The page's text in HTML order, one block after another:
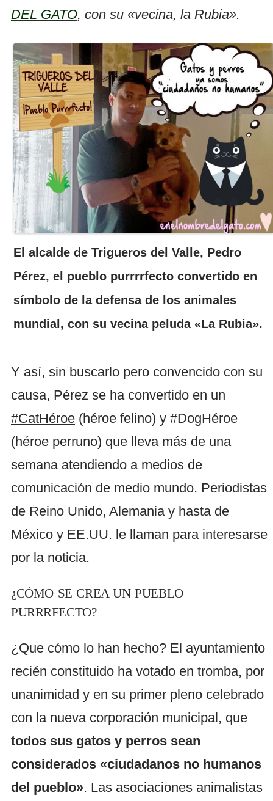
DEL GATO, con su «vecina, la Rubia».
El alcalde de Trigueros del Valle, Pedro
Pérez, el pueblo purrrrfecto convertido en
símbolo de la defensa de los animales
mundial, con su vecina peluda «La Rubia».
Y así, sin buscarlo pero convencido con su
causa, Pérez se ha convertido en un
#CatHéroe (héroe felino) y #DogHéroe
(héroe perruno) que lleva más de una
semana atendiendo a medios de
comunicación de medio mundo. Periodistas
de Reino Unido, Alemania y hasta de
México y EE.UU. le llaman para interesarse
por la noticia.
¿CÓMO SE CREA UN PUEBLO
PURRRFECTO?
¿Que cómo lo han hecho? El ayuntamiento
recién constituido ha votado en tromba, por
unanimidad y en su primer pleno celebrado
con la nueva corporación municipal, que
todos sus gatos y perros sean
considerados «ciudadanos no humanos
del pueblo». Las asociaciones animalistas